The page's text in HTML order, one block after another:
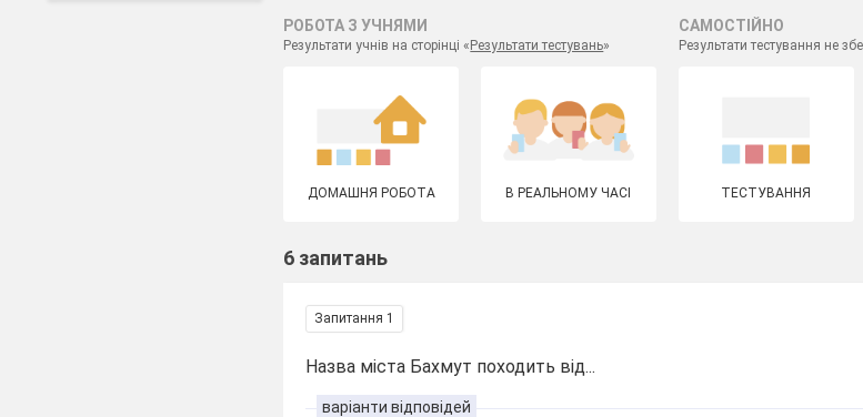
РОБОТА З УЧНЯМИ
Результати учнів на сторінці « Результати тестувань»
САМОСТІЙНО
Результати тестування не
ДОМАШНЯ РОБОТА В РЕАЛЬНОМУ ЧАСІ ТЕСТУВАННЯ
6 запитань
Запитання 1
Назва міста Бахмут походить від...
варіанти відповідей